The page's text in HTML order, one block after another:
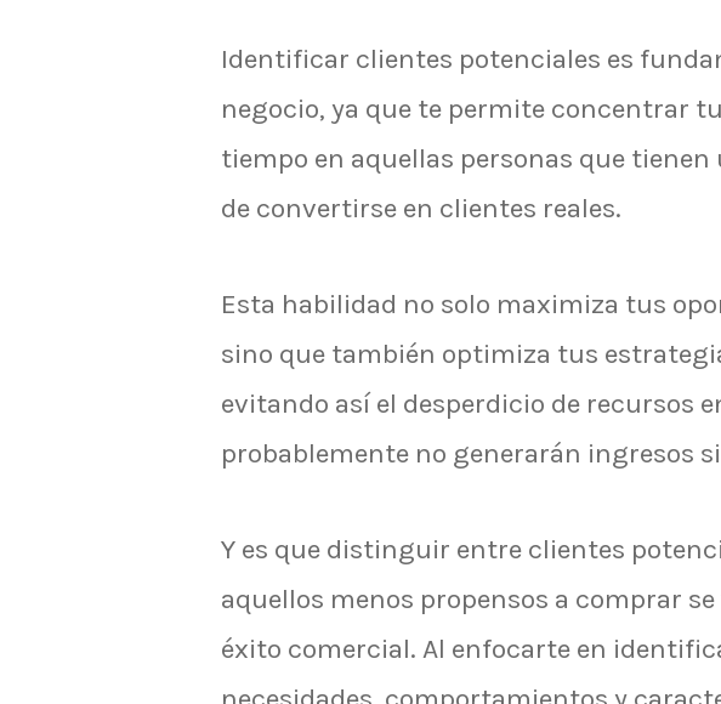
Identificar clientes potenciales es
negocio, ya que te permite concentrar
tiempo en aquellas personas que
de convertirse en clientes reales.
Esta habilidad no solo maximiza tus
sino que también optimiza tus
evitando así el desperdicio de recursos
probablemente no generarán ingresos
Y es que distinguir entre clientes
aquellos menos propensos a comprar
éxito comercial. Al enfocarte en